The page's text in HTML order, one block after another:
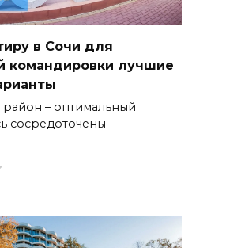
в Сочи для
командировки лучшие
– оптимальный
сосредоточены